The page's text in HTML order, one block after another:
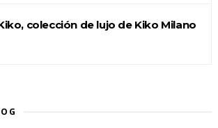
colección de lujo de Kiko Milano